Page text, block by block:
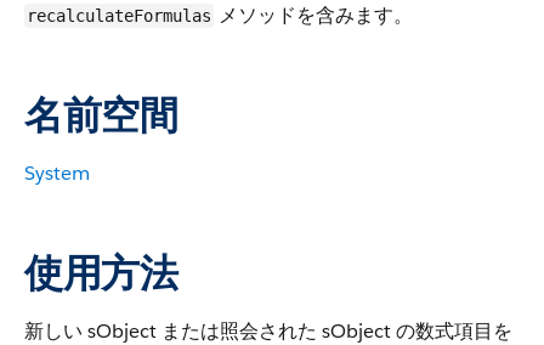
recalculateFormulas メソッドを含みます。
名前空間
System
使用方法
新しい sObject または照会された sObject の数式項目を